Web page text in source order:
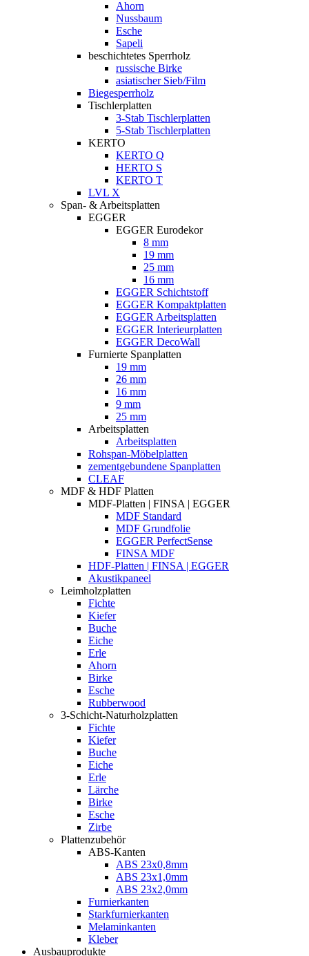
Ahorn
Nussbaum
Esche
Sapeli
beschichtetes Sperrholz
russische Birke
asiatischer Sieb/Film
Biegesperrholz
Tischlerplatten
3-Stab Tischlerplatten
5-Stab Tischlerplatten
KERTO
KERTO Q
HERTO S
KERTO T
LVL X
Span- & Arbeitsplatten
EGGER
EGGER Eurodekor
8 mm
19 mm
25 mm
16 mm
EGGER Schichtstoff
EGGER Kompaktplatten
EGGER Arbeitsplatten
EGGER Interieurplatten
EGGER DecoWall
Furnierte Spanplatten
19 mm
26 mm
16 mm
9 mm
25 mm
Arbeitsplatten
Arbeitsplatten
Rohspan-Möbelplatten
zementgebundene Spanplatten
CLEAF
MDF & HDF Platten
MDF-Platten | FINSA | EGGER
MDF Standard
MDF Grundfolie
EGGER PerfectSense
FINSA MDF
HDF-Platten | FINSA | EGGER
Akustikpaneel
Leimholzplatten
Fichte
Kiefer
Buche
Eiche
Erle
Ahorn
Birke
Esche
Rubberwood
3-Schicht-Naturholzplatten
Fichte
Kiefer
Buche
Eiche
Erle
Lärche
Birke
Esche
Zirbe
Plattenzubehör
ABS-Kanten
ABS 23x0,8mm
ABS 23x1,0mm
ABS 23x2,0mm
Furnierkanten
Starkfurnierkanten
Melaminkanten
Kleber
Ausbauprodukte